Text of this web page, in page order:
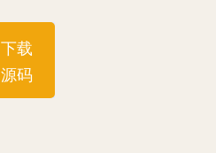
下载
源码